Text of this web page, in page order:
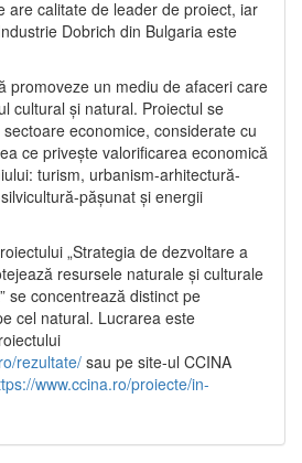
are calitate de leader de proiect, iar
Dobrich din Bulgaria este
promoveze un mediu de afaceri care
cultural și natural. Proiectul se
economice, considerate cu
ce privește valorificarea economică
turism, urbanism-arhitectură-
pășunat și energii
„Strategia de dezvoltare a
resursele naturale și culturale
se concentrează distinct pe
cel natural. Lucrarea este
rezultate/ sau pe site-ul CCINA
www.ccina.ro/proiecte/in-